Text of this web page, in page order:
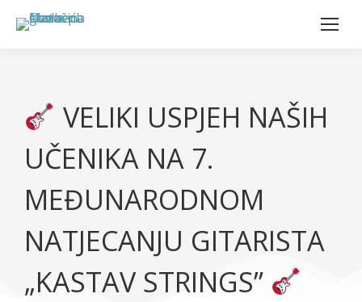
VELIKI USPJEH NAŠIH
UČENIKA NA 7.
MEĐUNARODNOM
NATJECANJU GITARISTA
„KASTAV STRINGS”